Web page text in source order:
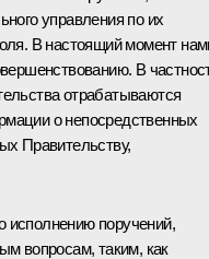
управления по их
В настоящий момент
В
отрабатываются
о непосредственных
Правительству,
поручений,
вопросам, таким, как